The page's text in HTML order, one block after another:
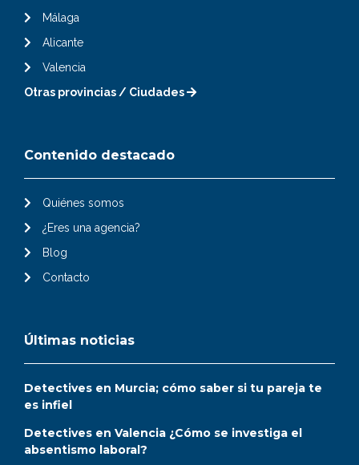
Málaga
Alicante
Valencia
Otras provincias / Ciudades
Contenido destacado
Quiénes somos
¿Eres una agencia?
Blog
Contacto
Últimas noticias
Detectives en Murcia; cómo saber si tu pareja te
es infiel
Detectives en Valencia ¿Cómo se investiga el
absentismo laboral?